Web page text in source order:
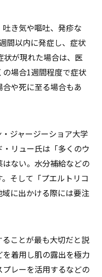
き気や嘔吐、発疹な
間以内に発症し、症状
が現れた場合は、医
場合1週間程度で症状
や死に至る場合もあ
ジャージーショア大学
リュー氏は「多くのウ
ない。水分補給などの
そして「プエルトリコ
に出かける際には要注
ことが最も大切だと説
着用し肌の露出を極力
レーを活用するなどの